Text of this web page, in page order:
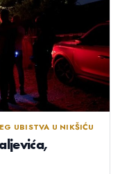
UBISTVA U NIKŠIĆU